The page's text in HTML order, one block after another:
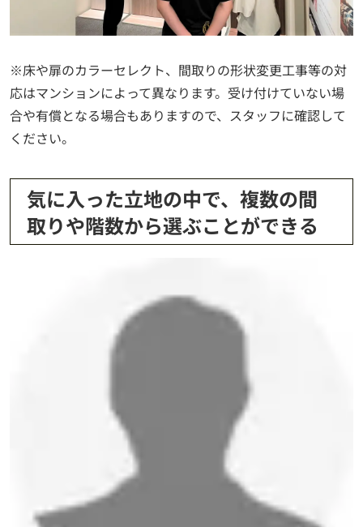
※床や扉のカラーセレクト、間取りの形状変更工事等の対
応はマンションによって異なります。受け付けていない場
合や有償となる場合もありますので、スタッフに確認して
ください。
気に入った立地の中で、複数の間
取りや階数から選ぶことができる